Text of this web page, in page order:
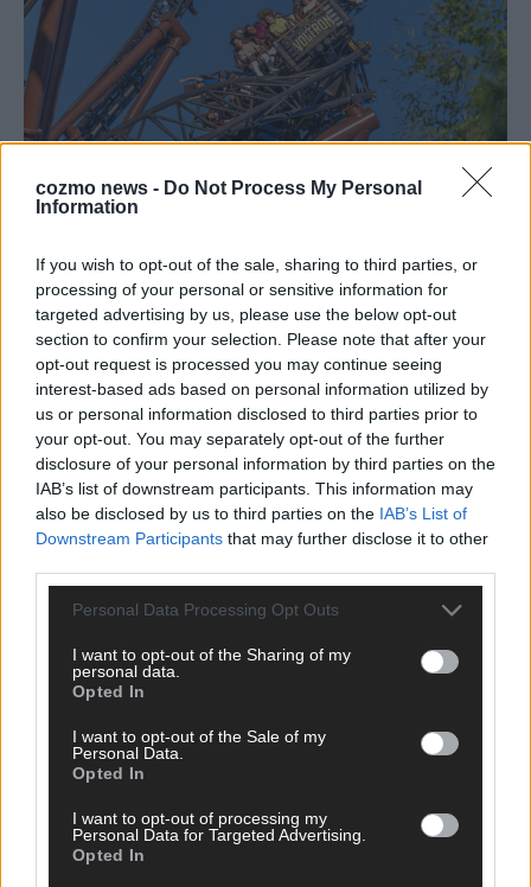
cozmo news - Do Not Process My Personal
Information
If you wish to opt-out of the sale, sharing to third parties, or
processing of your personal or sensitive information for
targeted advertising by us, please use the below opt-out
section to confirm your selection. Please note that after your
opt-out request is processed you may continue seeing
interest-based ads based on personal information utilized by
us or personal information disclosed to third parties prior to
your opt-out. You may separately opt-out of the further
disclosure of your personal information by third parties on the
IAB’s list of downstream participants. This information may
also be disclosed by us to third parties on the IAB’s List of
Downstream Participants that may further disclose it to other
Personal Data Processing Opt Outs
I want to opt-out of the Sharing of my
personal data.
Opted In
I want to opt-out of the Sale of my
Personal Data.
Opted In
I want to opt-out of processing my
Personal Data for Targeted Advertising.
Opted In
Europa-Park 2026: 18 Themenbereiche, Sallys
Juni 2026
eine Debatte, die nicht aufhört
KOMMENTAR
Mai 2026
EUROVISION
große Abschlussbild aus Wien
Mai 2026